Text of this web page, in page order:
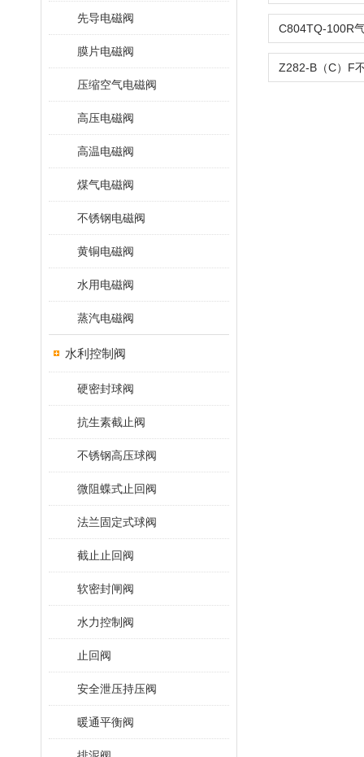
先导电磁阀
膜片电磁阀
压缩空气电磁阀
高压电磁阀
高温电磁阀
煤气电磁阀
不锈钢电磁阀
黄铜电磁阀
水用电磁阀
蒸汽电磁阀
水利控制阀
硬密封球阀
抗生素截止阀
不锈钢高压球阀
微阻蝶式止回阀
法兰固定式球阀
截止止回阀
软密封闸阀
水力控制阀
止回阀
安全泄压持压阀
暖通平衡阀